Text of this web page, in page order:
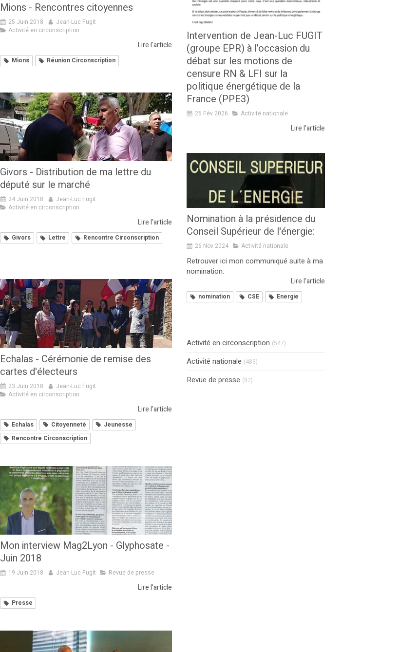
Mions - Rencontres citoyennes
25 Juin 2018
Jean-Luc Fugit
Activité en circonscription
Lire l'article
Mions Réunion Circonscription
Givors - Distribution de ma lettre du
député sur le marché
24 Juin 2018
Jean-Luc Fugit
Activité en circonscription
Lire l'article
Givors Lettre Rencontre Circonscription
Echalas - Cérémonie de remise des
cartes d'électeurs
23 Juin 2018
Jean-Luc Fugit
Activité en circonscription
Lire l'article
Echalas Citoyenneté
Jeunesse
Rencontre Circonscription
Mon interview Mag2Lyon - Glyphosate -
Juin 2018
19 Juin 2018 Jean-Luc Fugit Revue de presse
Lire l'article
Presse
Intervention de Jean-Luc FUGIT
(groupe EPR) à l’occasion du
débat sur les motions de
censure RN & LFI sur la
politique énergétique de la
France (PPE3)
26 Fév 2026 Activité nationale
Lire l'article
Nomination à la présidence du
Conseil Supérieur de l'énergie:
26 Nov 2024 Activité nationale
Retrouver ici mon communiqué suite à ma
nomination:
Lire l'article
nomination CSE Energie
Activité en circonscription (547)
Activité nationale (483)
Revue de presse (82)